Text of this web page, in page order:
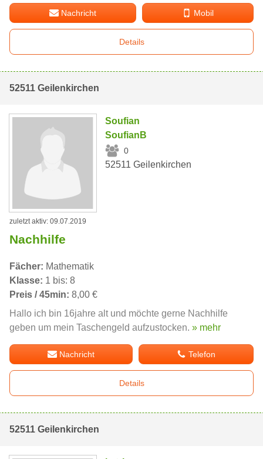
Nachricht Mobil
Details
52511 Geilenkirchen
Soufian
SoufianB
0
52511 Geilenkirchen
zuletzt aktiv: 09.07.2019
Nachhilfe
Fächer: Mathematik
Klasse: 1 bis: 8
Preis / 45min: 8,00 €
Hallo ich bin 16jahre alt und möchte gerne Nachhilfe
geben um mein Taschengeld aufzustocken. » mehr
Nachricht Telefon
Details
52511 Geilenkirchen